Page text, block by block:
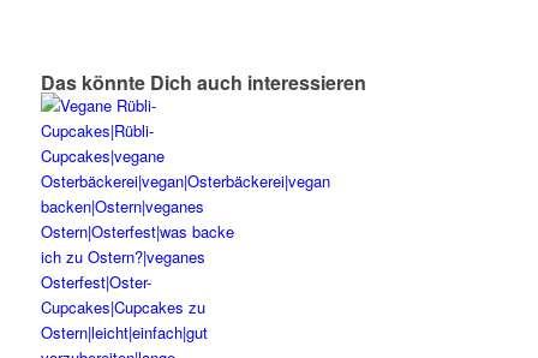
Das könnte Dich auch interessieren